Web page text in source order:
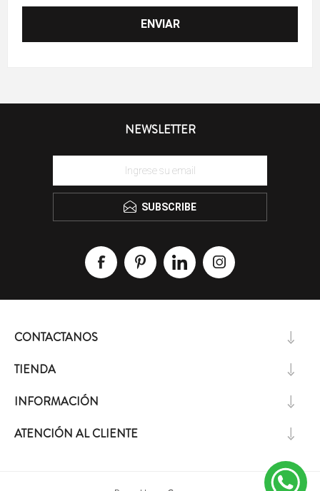
NEWSLETTER
SUBSCRIBE
CONTACTANOS
TIENDA
INFORMACIÓN
ATENCIÓN AL CLIENTE